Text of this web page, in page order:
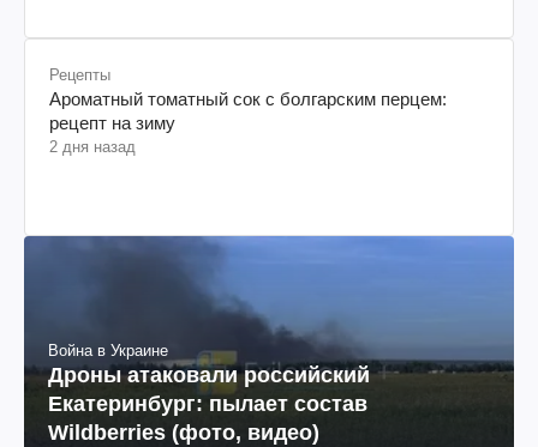
Рецепты
Ароматный томатный сок с болгарским перцем:
рецепт на зиму
2 дня назад
Война в Украине
Дроны атаковали российский
Екатеринбург: пылает состав
Wildberries (фото, видео)